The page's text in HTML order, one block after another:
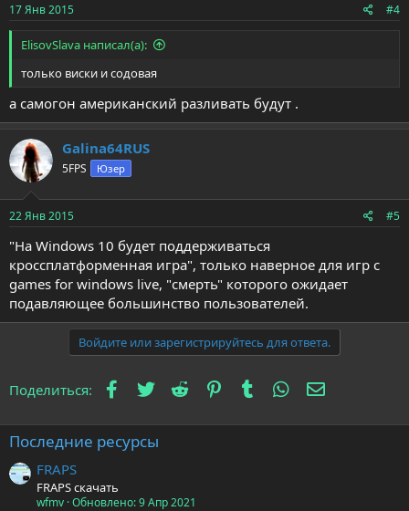
17 Янв 2015 #4
ElisovSlava написал(а):
только виски и содовая
а самогон американский разливать будут .
Galina64RUS
5FPS Юзер
22 Янв 2015 #5
"На Windows 10 будет поддерживаться
кроссплатформенная игра", только наверное для игр с
games for windows live, "смерть" которого ожидает
подавляющее большинство пользователей.
Войдите или зарегистрируйтесь для ответа.
Поделиться: Facebook
Twitter Reddit PinterestTumblr WhatsApp
Последние ресурсы
FRAPS
FRAPS скачать
wfmv Обновлено:9 Апр 2021